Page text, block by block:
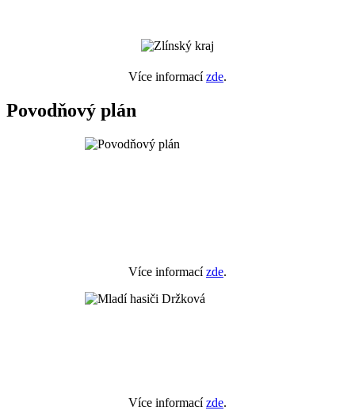
Více informacízde.
Povodňový plán
Více informacízde.
Více informacízde.